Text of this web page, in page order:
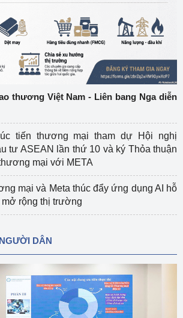
thương Việt Nam - Liên bang Nga diễn
tiến thương mại tham dự Hội nghị
tư ASEAN lần thứ 10 và ký Thỏa thuận
mại với META
mại và Meta thúc đẩy ứng dụng AI hỗ
rộng thị trường
DÂN